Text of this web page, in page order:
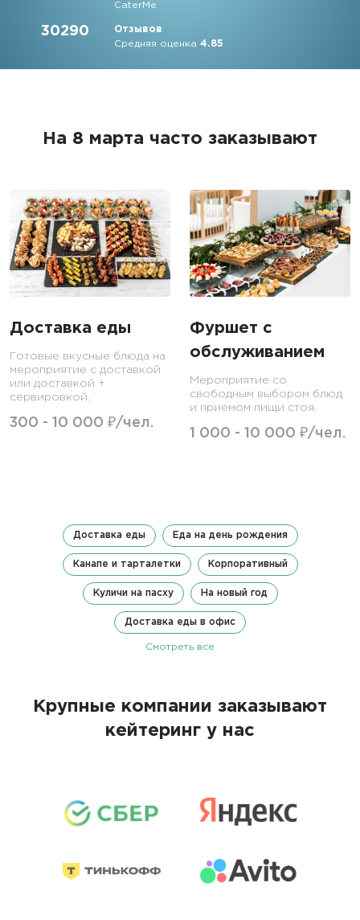
CaterMe
30290
Отзывов
Средняя оценка4.85
На 8 марта часто заказывают
Доставка еды
Готовые вкусные блюда на
мероприятие с доставкой
или доставкой +
сервировкой.
300 - 10 000 ₽/чел.
Фуршет с
обслуживанием
Мероприятие со
свободным выбором блюд
и приемом пищи стоя.
1 000 - 10 000 ₽/чел.
Доставка еды Еда на день рождения
Канапе и тарталетки Корпоративный
Куличи на пасху На новый год
Доставка еды в офис
Смотреть все
Крупные компании заказывают
кейтеринг у нас